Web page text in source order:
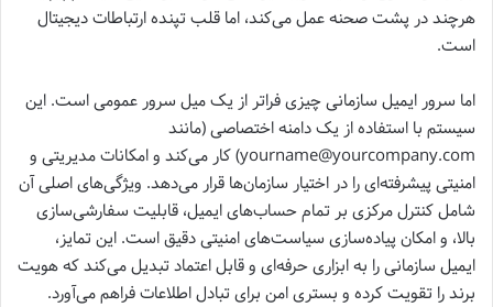
هرچند در پشت صحنه عمل می‌کند، اما قلب تپنده ارتباطات دیجیتال
است.
اما سرور ایمیل سازمانی چیزی فراتر از یک میل سرور عمومی است. این
سیستم با استفاده از یک دامنه اختصاصی (مانند
yourname@yourcompany.com) کار می‌کند و امکانات مدیریتی و
امنیتی پیشرفته‌ای را در اختیار سازمان‌ها قرار می‌دهد. ویژگی‌های اصلی آن
شامل کنترل مرکزی بر تمام حساب‌های ایمیل، قابلیت سفارشی‌سازی
بالا، و امکان پیاده‌سازی سیاست‌های امنیتی دقیق است. این تمایز،
ایمیل سازمانی را به ابزاری حرفه‌ای و قابل اعتماد تبدیل می‌کند که هویت
برند را تقویت کرده و بستری امن برای تبادل اطلاعات فراهم می‌آورد.